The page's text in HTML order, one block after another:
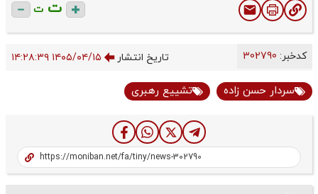
ت ت
کدخبر: تاریخ انتشار ۱۴۰۵/۰۴/۱۵ ۱۴:۲۸:۳۹
سردار حسن زاده تشییع رهبری